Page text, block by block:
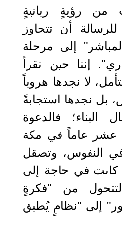
من رؤيةٍ ربانيةٍ
أن تتجاوز
إلى مرحلة
إننا حين نقرأ
لا نجدها هروباً
نجدها استجابةً
البناء؛ فالدعوة
عشر عاماً في مكة
النفوس، وتصقل
كانت في حاجة إلى
لتتحول من "فكرةٍ
إلى "نظامٍ يُطبق